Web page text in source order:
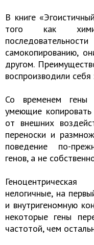
В книге
того как
самокопированию,
другом.
воспроизводили
Со временем гены
умеющие
от внешних
переноски и
поведение по-
генов, а не
нелогичные, на
и внутригеномную
некоторые гены
частотой, чем